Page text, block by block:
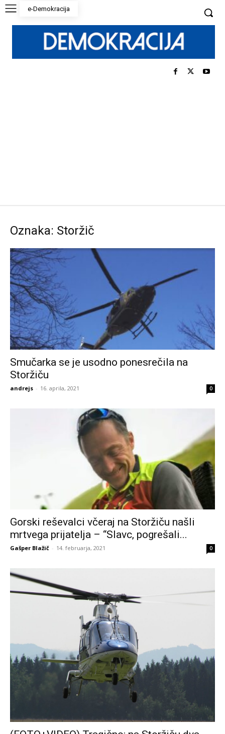
e-Demokracija
Oznaka: Storžič
Smučarka se je usodno ponesrečila na
Storžiču
andrejs - 16. aprila, 2021 0
Gorski reševalci včeraj na Storžiču našli
mrtvega prijatelja – “Slavc, pogrešali...
Gašper Blažič - 14. februarja, 2021 0